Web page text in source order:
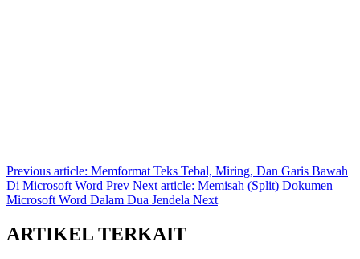
Previous article: Memformat Teks Tebal, Miring, Dan Garis Bawah
Di Microsoft Word Prev Next article: Memisah (Split) Dokumen
Microsoft Word Dalam Dua Jendela Next
ARTIKEL TERKAIT